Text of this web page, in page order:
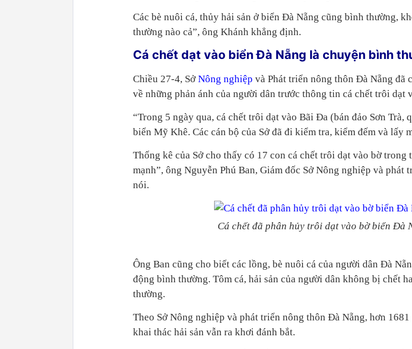
Các bè nuôi cá, thủy hải sản ở biển Đà Nẵng cũng bình thường,
thường nào cả”, ông Khánh khẳng định.
Cá chết dạt vào biển Đà Nẵng là chuyện bình
Chiều 27-4, SởNông nghiệp và Phát triển nông thôn Đà Nẵng đã
về những phản ánh của người dân trước thông tin cá chết trôi dạt
“Trong 5 ngày qua, cá chết trôi dạt vào Bãi Đa (bán đảo Sơn Trà,
biển Mỹ Khê. Các cán bộ của Sở đã đi kiểm tra, kiểm đếm và lấy
Thống kê của Sở cho thấy có 17 con cá chết trôi dạt vào bờ trong
mạnh”, ông Nguyễn Phú Ban, Giám đốc Sở Nông nghiệp và phát
nói.
Cá chết đã phân hủy trôi dạt vào bờ biển Đà
Ông Ban cũng cho biết các lồng, bè nuôi cá của người dân Đà
động bình thường. Tôm cá, hải sản của người dân không bị chết
thường.
Theo Sở Nông nghiệp và phát triển nông thôn Đà Nẵng, hơn
khai thác hải sản vẫn ra khơi đánh bắt.